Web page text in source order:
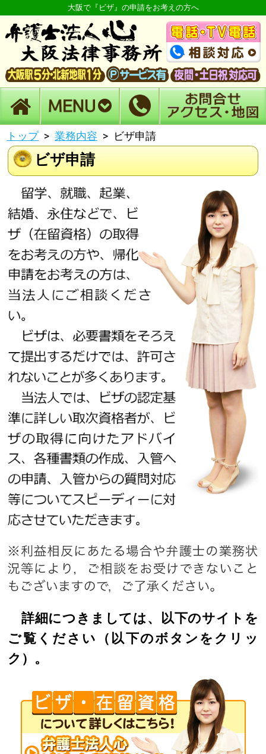
大阪で『ビザ』の申請をお考えの方へ
トップ 業務内容 ビザ申請
ビザ申請
詳細につきましては、以下のサイトを
ご覧ください（以下のボタンをクリッ
ク）。